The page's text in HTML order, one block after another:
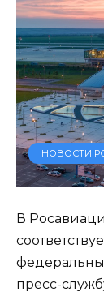
НОВОСТИ
В
пресс-